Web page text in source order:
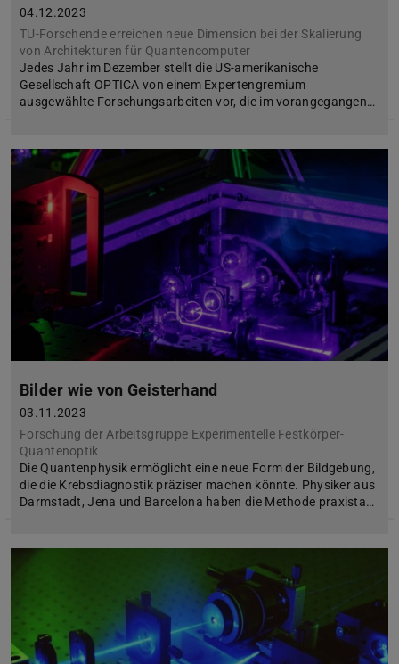
04.12.2023
TU-Forschende erreichen neue Dimension bei der Skalierung
von Architekturen für Quantencomputer
Jedes Jahr im Dezember stellt die US-amerikanische
Gesellschaft OPTICA von einem Expertengremium
ausgewählte Forschungsarbeiten vor, die im vorangegangen…
Bilder wie von Geisterhand
03.11.2023
Forschung der Arbeitsgruppe Experimentelle Festkörper-
Quantenoptik
Die Quantenphysik ermöglicht eine neue Form der Bildgebung,
die die Krebsdiagnostik präziser machen könnte. Physiker aus
Darmstadt, Jena und Barcelona haben die Methode praxista…